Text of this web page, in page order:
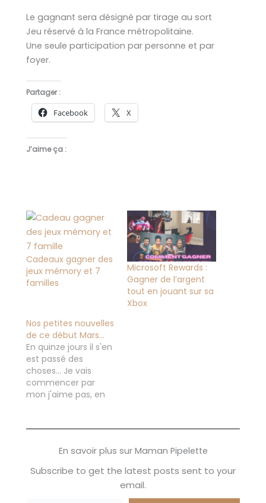
Le gagnant sera désigné par tirage au sort
Jeu réservé à la France métropolitaine.
Une seule participation par personne et par
foyer.
Partager :
Facebook X
J’aime ça :
Cadeaux gagner des
jeux mémory et 7
familles
Microsoft Rewards :
Gagner de l’argent
tout en jouant sur sa
Xbox
Nos petites nouvelles
de ce début Mars…
En quinze jours il s'en
est passé des
choses... Je vais
commencer par
mon j'aime pas, en
et a duré plus d'une
plat les garçons (
heureusement nous
n'avons pas été
En savoir plus sur Maman Pipelette
Subscribe to get the latest posts sent to your
email.